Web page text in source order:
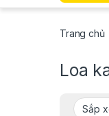
Trang chủ
Loa